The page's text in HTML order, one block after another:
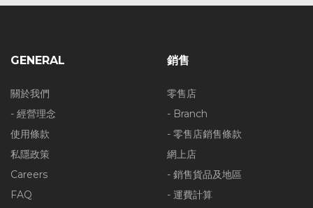
GENERAL
關於我們
- 經營理念
使用條款
私隱政策
Careers
FAQ
銷售
零售店
- Branch
- 零售店銷售條款
網上店
- 銷售貨品及地區
- 運費計算